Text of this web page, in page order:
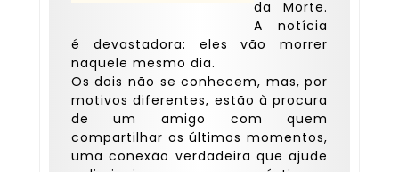
da Morte.
A notícia
é devastadora: eles vão morrer
naquele mesmo dia.
Os dois não se conhecem, mas, por
motivos diferentes, estão à procura
de um amigo com quem
compartilhar os últimos momentos,
uma conexão verdadeira que ajude